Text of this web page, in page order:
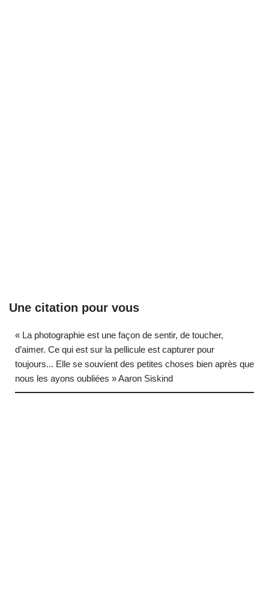
Une citation pour vous
« La photographie est une façon de sentir, de toucher,
d’aimer. Ce qui est sur la pellicule est capturer pour
toujours... Elle se souvient des petites choses bien après que
nous les ayons oubliées » Aaron Siskind